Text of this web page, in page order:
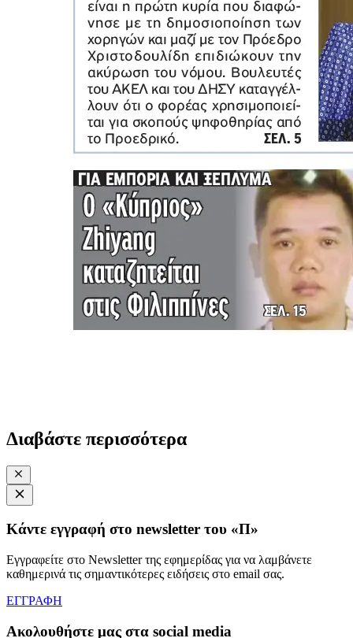
Διαβάστε περισσότερα
Κάντε εγγραφή στο newsletter του «Π»
Εγγραφείτε στο Newsletter της εφημερίδας για να λαμβάνετε
καθημερινά τις σημαντικότερες ειδήσεις στο email σας.
ΕΓΓΡΑΦΗ
Ακολουθήστε μας στα social media